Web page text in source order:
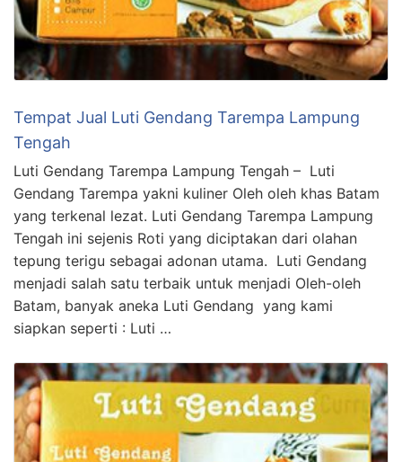
Tempat Jual Luti Gendang Tarempa Lampung
Tengah
Luti Gendang Tarempa Lampung Tengah – Luti
Gendang Tarempa yakni kuliner Oleh oleh khas Batam
yang terkenal lezat. Luti Gendang Tarempa Lampung
Tengah ini sejenis Roti yang diciptakan dari olahan
tepung terigu sebagai adonan utama. Luti Gendang
menjadi salah satu terbaik untuk menjadi Oleh-oleh
Batam, banyak aneka Luti Gendang yang kami
siapkan seperti : Luti …